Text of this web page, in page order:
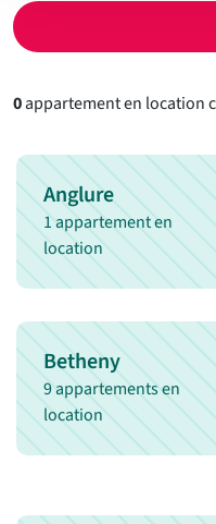
0appartement en location
Anglure
1 appartement en
location
Betheny
9 appartements en
location